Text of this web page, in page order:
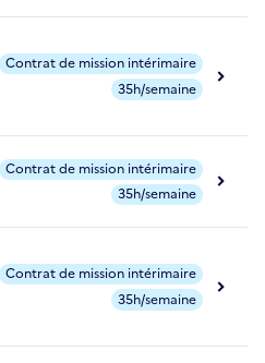
Contrat de mission intérimaire
35h/semaine
Contrat de mission intérimaire
35h/semaine
Contrat de mission intérimaire
35h/semaine